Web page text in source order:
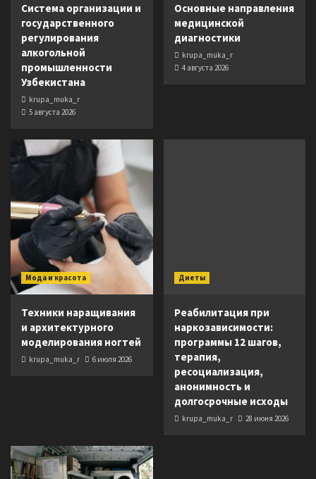
Система организации и
государственного
регулирования
алкогольной
промышленности
Узбекистана
krupa_muka_r
5 августа 2026
Основные направления
медицинской
диагностики
krupa_muka_r
4 августа 2026
Мода и красота
Техники наращивания
и архитектурного
моделирования ногтей
krupa_muka_r 6 июля 2026
Диеты
Реабилитация при
наркозависимости:
программы 12 шагов,
терапия,
ресоциализация,
анонимность и
долгосрочные исходы
krupa_muka_r 28 июня 2026